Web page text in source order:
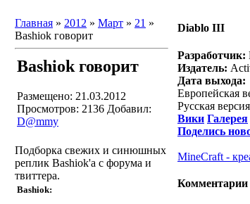
Главная » 2012 » Март » 21 »
Bashiok говорит
Bashiok говорит
Размещено: 21.03.2012
Просмотров: 2136 Добавил:
D@mmy
Подборка свежих и синюшных
реплик Bashiok'а с форума и
твиттера.
Bashiok:
Diablo III
Разработчик:
Издатель:
Дата выхода:
Европейская
Русская
Вики Галерея
Поделись
MineCraft -
Комментарии